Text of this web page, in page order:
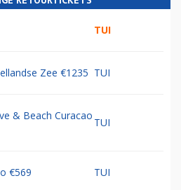
TUI
Zee €1235 TUI
& Beach Curacao
TUI
€569 TUI